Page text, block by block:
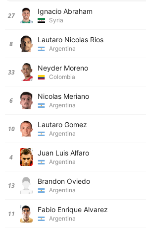
27 Ignacio Abraham
Syria
8 Lautaro Nicolas Rios
Argentina
33 Neyder Moreno
Colombia
6 Nicolas Meriano
Argentina
10 Lautaro Gomez
Argentina
4 Juan Luis Alfaro
Argentina
13 Brandon Oviedo
Argentina
11 Fabio Enrique Alvarez
Argentina